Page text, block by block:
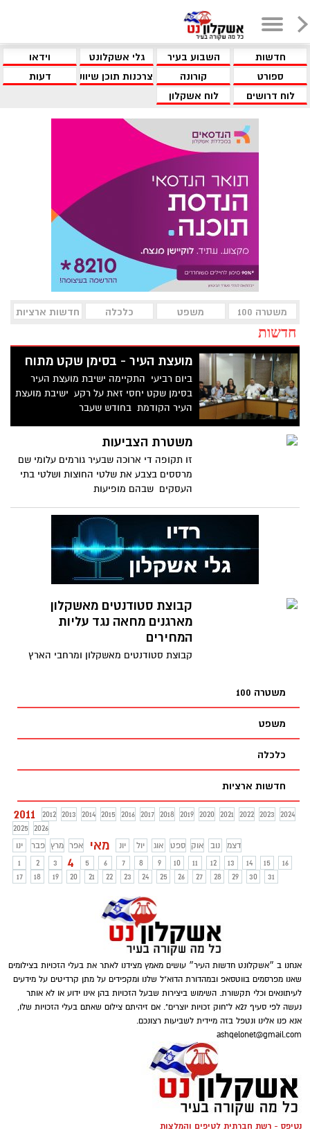
חדשות השבוע בעיר גלי אשקלונט
וידאו
ספורט
קורונה צרכנות תוכן שיווקי
דעות
לוח דרושים
לוח אשקלון
משטרה 100 משפט כלכלה חדשות ארציות
חדשות
מועצת העיר - בסימן שקט מתוח
ביום רביעי התקיימה ישיבת מועצת העיר
בסימן שקט יחסי זאת על רקע ישיבת מועצת
העיר הקודמת בחודש שעבר
משטרת הצביעות
זו תקופה די ארוכה שבעיר גורמים עלומי שם
מרססים בצבע את שלטי החוצות ושלטי בתי
העסקים שבהם מופיעות
קבוצת סטודנטים מאשקלון
מארגנים מחאה נגד עליות
המחירים
קבוצת סטודנטים מאשקלון ומרחבי הארץ
משטרה 100
משפט
כלכלה
חדשות ארציות
2011 2012 2013 2014 2015 2016 2017 2018 2019 2020 2021 2022 2023
2024
2025
2026
ינו
פבר מרץ אפר מאי יונ יול אוג ספט אוק נוב
דצמ
1
2 3 4 5 6 7 8 9 10 11 12 13 14 15
16
17
18 19 20 21 22 23 24 25 26 27 28 29 30 31
אנחנו ב ״אשקלונט חדשות העיר״ עושים מאמץ מצידנו לאתר את בעלי הזכויות בצילומים
שאנו מפרסמים בווטסאפ ובמהדורת הדוא"ל שלנו ומקפידים על מתן קרדיטים על מידעים
לעיתונאים וכלי תקשורת. השימוש ביצירות שבעל הזכויות בהן אינו ידוע או לא אותר
נעשה לפי סעיף 27א ל"חוק זכויות יוצרים". אם זיהיתם צילום שאתם בעלי הזכויות שלו,
אנא פנו אלינו ונטפל בזה מיידית לשביעות רצונכם.
ashqelonet@gmail.com
נטיפס - רשת חברתית לטיפים והמלצות